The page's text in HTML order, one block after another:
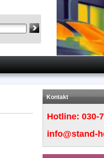
Kontakt
Hotline:030-
info@stand-